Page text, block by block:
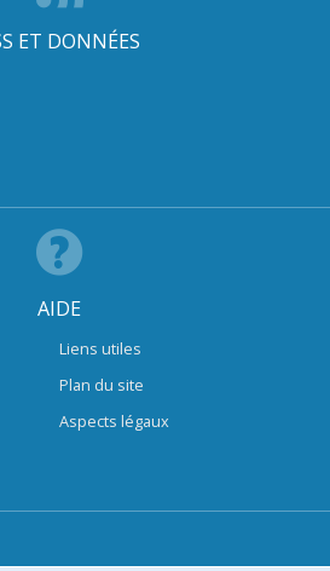
ET DONNÉES
AIDE
Liens utiles
Plan du site
Aspects légaux